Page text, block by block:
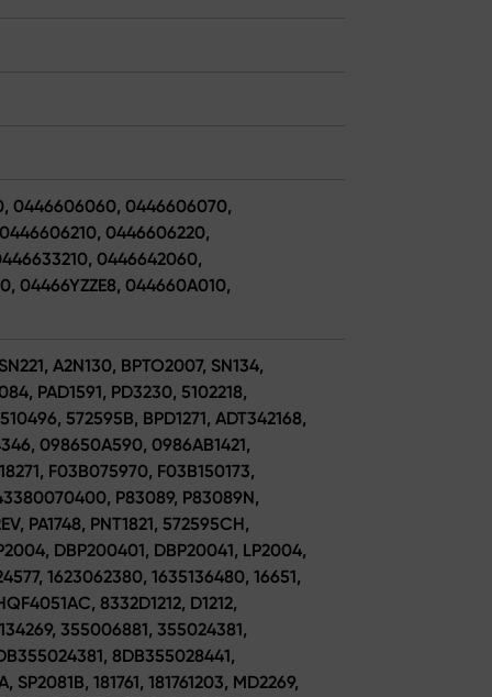
0446606060, 0446606070,
0446606220,
0446642060,
04466YZZE8, 044660A010,
A2N130, BPTO2007, SN134,
PAD1591, PD3230, 5102218,
572595B, BPD1271, ADT342168,
098650A590, 0986AB1421,
F03B075970, F03B150173,
P83089, P83089N,
PA1748, PNT1821, 572595CH,
DBP200401, DBP20041, LP2004,
1623062380, 1635136480, 16651,
8332D1212, D1212,
355006881, 355024381,
8DB355028441,
181761, 181761203, MD2269,